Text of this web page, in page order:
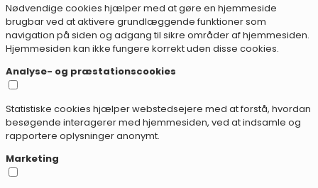
Nødvendige cookies hjælper med at gøre en hjemmeside
brugbar ved at aktivere grundlæggende funktioner som
navigation på siden og adgang til sikre områder af hjemmesiden.
Hjemmesiden kan ikke fungere korrekt uden disse cookies.
Analyse- og præstationscookies
Statistiske cookies hjælper webstedsejere med at forstå, hvordan
besøgende interagerer med hjemmesiden, ved at indsamle og
rapportere oplysninger anonymt.
Marketing